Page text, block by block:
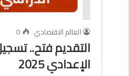
العالم الاقتصادي
0
التقديم فتح..
الإعدادي 2025